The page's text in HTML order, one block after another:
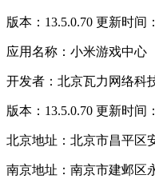
版本：13.5.0.70 更新时间
应用名称：小米游戏中心
开发者：北京瓦力网络科
版本：13.5.0.70 更新时间
北京地址：北京市昌平区
南京地址：南京市建邺区